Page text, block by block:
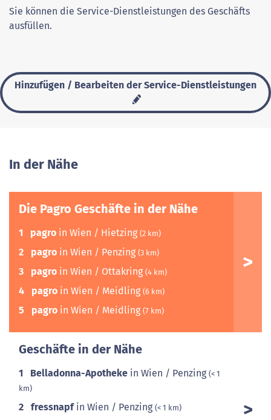
Sie können die Service-Dienstleistungen des Geschäfts
ausfüllen.
Hinzufügen / Bearbeiten der Service-Dienstleistungen
In der Nähe
Die Pagro Geschäfte in der Nähe
1 pagro in Wien / Hietzing (2 km)
2 pagro in Wien / Penzing (3 km)
3 pagro in Wien / Ottakring (4 km)
4 pagro in Wien / Meidling (6 km)
5 pagro in Wien / Meidling (7 km)
Geschäfte in der Nähe
1 Belladonna-Apotheke in Wien / Penzing (< 1
km)
2 fressnapfin Wien / Penzing (< 1 km)